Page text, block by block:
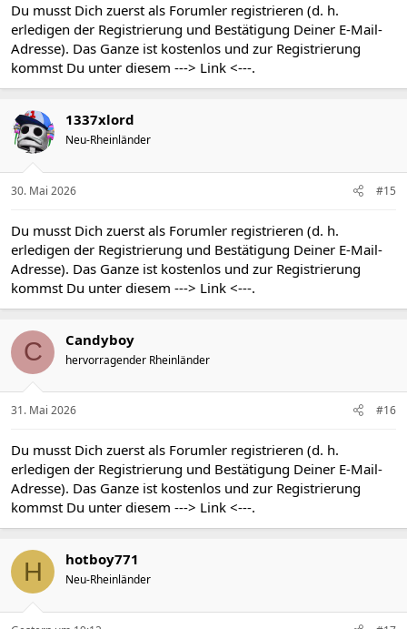
Du musst Dich zuerst als Forumler registrieren (d. h.
erledigen der Registrierung und Bestätigung Deiner E-Mail-
Adresse). Das Ganze ist kostenlos und zur Registrierung
kommst Du unter diesem ---> Link <---.
1337xlord
Neu-Rheinländer
30. Mai 2026 #15
Du musst Dich zuerst als Forumler registrieren (d. h.
erledigen der Registrierung und Bestätigung Deiner E-Mail-
Adresse). Das Ganze ist kostenlos und zur Registrierung
kommst Du unter diesem ---> Link <---.
C Candyboy
hervorragender Rheinländer
31. Mai 2026 #16
Du musst Dich zuerst als Forumler registrieren (d. h.
erledigen der Registrierung und Bestätigung Deiner E-Mail-
Adresse). Das Ganze ist kostenlos und zur Registrierung
kommst Du unter diesem ---> Link <---.
H hotboy771
Neu-Rheinländer